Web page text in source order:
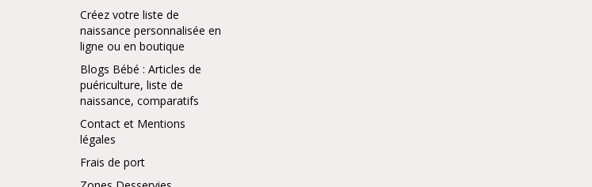
Créez votre liste de
naissance personnalisée en
ligne ou en boutique
Blogs Bébé : Articles de
puériculture, liste de
naissance, comparatifs
Contact et Mentions
légales
Frais de port